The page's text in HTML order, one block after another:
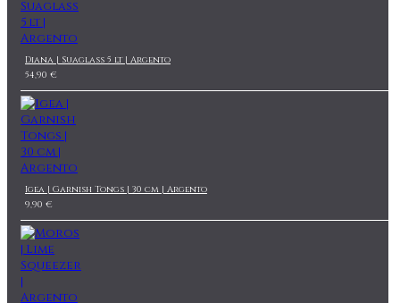
Diana | Suaglass 5 lt | Argento
54,90 €
Igea | Garnish Tongs | 30 cm | Argento
9,90 €